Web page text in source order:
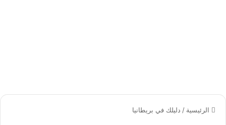
الرئيسية / دليلك في بريطانيا